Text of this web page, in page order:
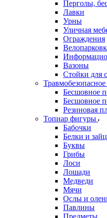
Перголы,
Лавки
Урны
Уличная
Ограждения
Вазоны
Стойки для
Бесшовное
Бесшовное
Резиновая
Топиар фигуры
Бабочки
Белки и
Буквы
Грибы
Лоси
Лошади
Медведи
Мячи
Ослы и
Павлины
Предметы